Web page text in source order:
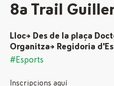
8a Trail
Lloc→ Des de la plaça
Organitza→ Regidoria
#Esports
Inscripcions aquí